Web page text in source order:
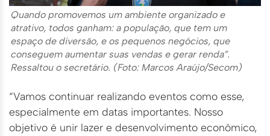
Quando promovemos um ambiente organizado e
atrativo, todos ganham: a população, que tem um
espaço de diversão, e os pequenos negócios, que
conseguem aumentar suas vendas e gerar renda”.
Ressaltou o secretário. (Foto: Marcos Araújo/Secom)
“Vamos continuar realizando eventos como esse,
especialmente em datas importantes. Nosso
objetivo é unir lazer e desenvolvimento econômico,